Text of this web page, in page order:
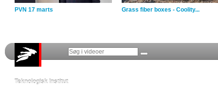
PVN 17 marts Grass fiber boxes - Coolity...
Teknologisk Institut